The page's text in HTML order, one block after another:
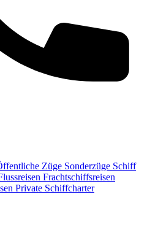
Züge Sonderzüge Schiff
Frachtschiffsreisen
Private Schiffcharter